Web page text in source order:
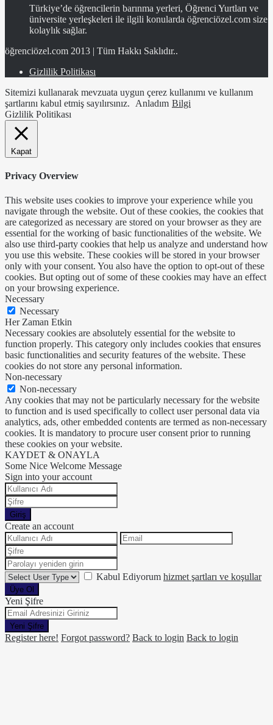
Türkiye’de öğrencilerin barınma yerleri, Öğrenci Yurtları ve
üniversite yerleşkeleri ile ilgili konularda öğrenciözel.com size
kolaylık sağlar.
öğrenciözel.com 2013 | Tüm Hakkı Saklıdır..
Gizlilik Politikası
Sitemizi kullanarak mevzuata uygun çerez kullanımı ve kullanım
şartlarını kabul etmiş sayılırsınız.
Anladım Bilgi
Gizlilik Politikası
Kapat
Privacy Overview
This website uses cookies to improve your experience while you
navigate through the website. Out of these cookies, the cookies that
are categorized as necessary are stored on your browser as they are
essential for the working of basic functionalities of the website. We
also use third-party cookies that help us analyze and understand how
you use this website. These cookies will be stored in your browser
only with your consent. You also have the option to opt-out of these
cookies. But opting out of some of these cookies may have an effect
on your browsing experience.
Necessary
Necessary
Her Zaman Etkin
Necessary cookies are absolutely essential for the website to
function properly. This category only includes cookies that ensures
basic functionalities and security features of the website. These
cookies do not store any personal information.
Non-necessary
Non-necessary
Any cookies that may not be particularly necessary for the website
to function and is used specifically to collect user personal data via
analytics, ads, other embedded contents are termed as non-necessary
cookies. It is mandatory to procure user consent prior to running
these cookies on your website.
KAYDET & ONAYLA
Some Nice Welcome Message
Sign into your account
Giriş
Create an account
Kabul Ediyorum hizmet şartları ve koşullar
Üye Ol
Yeni Şifre
Yeni Şifre
Register here! Forgot password? Back to login Back to login